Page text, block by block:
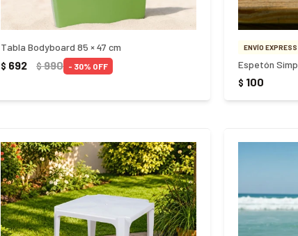
Tabla Bodyboard 85 × 47 cm
$ 692 $990 30
ENVÍO
Espetón
$ 100